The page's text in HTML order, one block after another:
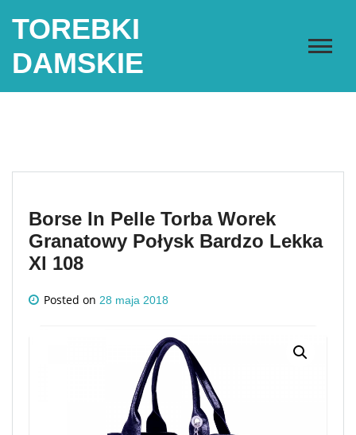
TOREBKI
DAMSKIE
Borse In Pelle Torba Worek
Granatowy Połysk Bardzo Lekka
Xl 108
Posted on 28 maja 2018